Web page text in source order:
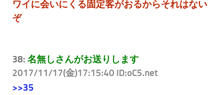
ワイに会いにくる固定客がおるからそれはない
ぞ
38: 名無しさんがお送りします
2017/11/17(金)17:15:40 ID:oC5.net
>>35